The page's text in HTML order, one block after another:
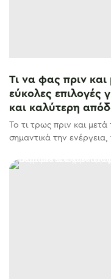
Τι να φας πριν
εύκολες επιλογές
και καλύτερη
Το τι τρως πριν και
σημαντικά την